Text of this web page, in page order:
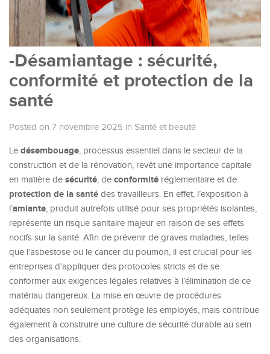
-Désamiantage : sécurité,
conformité et protection de la
santé
Posted on 7 novembre 2025 in Santé et beauté
Le désembouage, processus essentiel dans le secteur de la
construction et de la rénovation, revêt une importance capitale
en matière de sécurité, de conformité réglementaire et de
protection de la santé des travailleurs. En effet, l’exposition à
l’amiante, produit autrefois utilisé pour ses propriétés isolantes,
représente un risque sanitaire majeur en raison de ses effets
nocifs sur la santé. Afin de prévenir de graves maladies, telles
que l’asbestose ou le cancer du poumon, il est crucial pour les
entreprises d’appliquer des protocoles stricts et de se
conformer aux exigences légales relatives à l’élimination de ce
matériau dangereux. La mise en œuvre de procédures
adéquates non seulement protège les employés, mais contribue
également à construire une culture de sécurité durable au sein
des organisations.